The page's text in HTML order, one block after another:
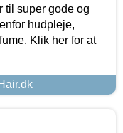
til super gode og
hudpleje,
Klik her for at